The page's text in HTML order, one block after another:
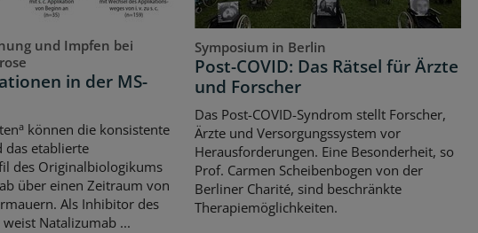
und Impfen bei
in der MS-
a können die konsistente
das etablierte
des Originalbiologikums
über einen Zeitraum von
Als Inhibitor des
Natalizumab ...
Symposium in Berlin
Post-COVID: Das Rätsel für Ärzte
und Forscher
Das Post-COVID-Syndrom stellt Forscher,
Ärzte und Versorgungssystem vor
Herausforderungen. Eine Besonderheit, so
Prof. Carmen Scheibenbogen von der
Berliner Charité, sind beschränkte
Therapiemöglichkeiten.